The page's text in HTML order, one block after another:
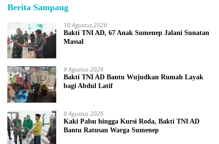
Berita Sampang
10 Agustus 2026
Bakti TNI AD, 67 Anak Sumenep Jalani Sunatan
Massal
9 Agustus 2026
Bakti TNI AD Bantu Wujudkan Rumah Layak
bagi Abdul Latif
8 Agustus 2026
Kaki Palsu hingga Kursi Roda, Bakti TNI AD
Bantu Ratusan Warga Sumenep